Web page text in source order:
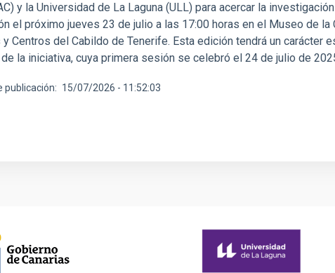
y la Universidad de La Laguna (ULL) para acercar la
el próximo jueves 23 de julio a las 17:00 horas en el Museo de
Centros del Cabildo de Tenerife. Esta edición tendrá un carácter
la iniciativa, cuya primera sesión se celebró el 24 de julio de
publicación 15/07/2026 - 11:52:03